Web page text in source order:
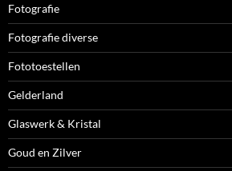
Fotografie
Fotografie diverse
Fototoestellen
Gelderland
Glaswerk & Kristal
Goud en Zilver